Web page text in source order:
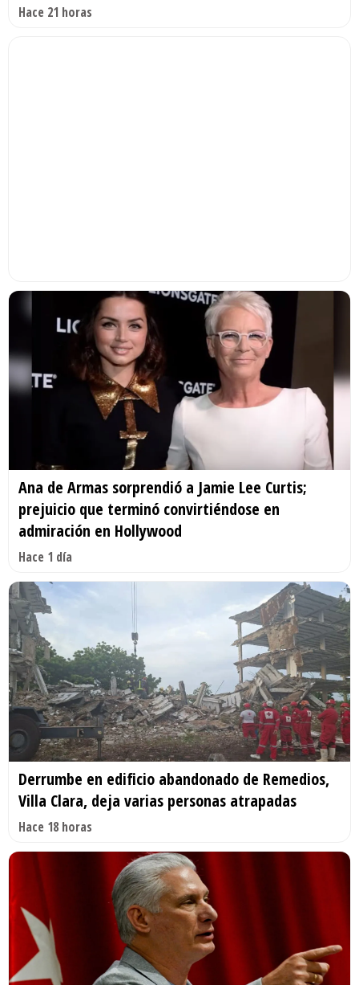
Hace 21 horas
Ana de Armas sorprendió a Jamie Lee Curtis;
prejuicio que terminó convirtiéndose en
admiración en Hollywood
Hace 1 día
Derrumbe en edificio abandonado de Remedios,
Villa Clara, deja varias personas atrapadas
Hace 18 horas